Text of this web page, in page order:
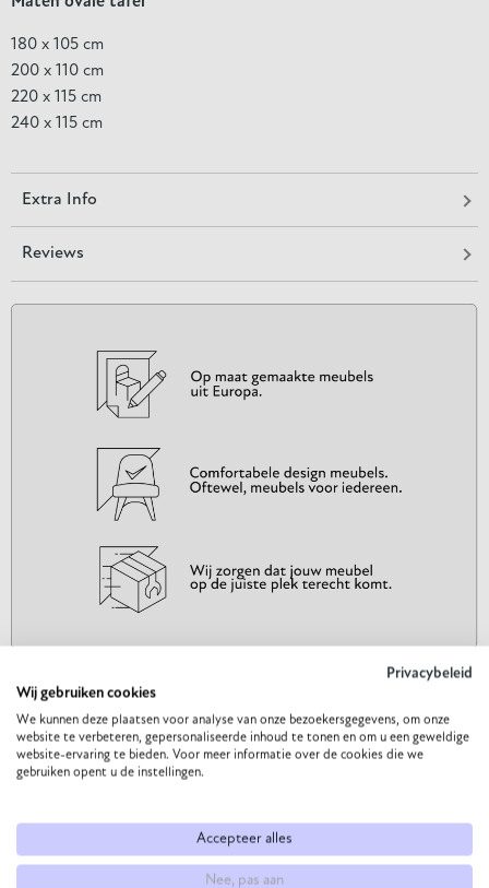
180 x 105 cm
200 x 110 cm
220 x 115 cm
240 x 115 cm
Extra Info
Reviews
Gerelateerde producten
Misschien vind je deze items ook interessant
Privacybeleid
Wij gebruiken cookies
We kunnen deze plaatsen voor analyse van onze bezoekersgegevens, om onze
website te verbeteren, gepersonaliseerde inhoud te tonen en om u een geweldige
website-ervaring te bieden. Voor meer informatie over de cookies die we
gebruiken opent u de instellingen.
Accepteer alles
Nee, pas aan